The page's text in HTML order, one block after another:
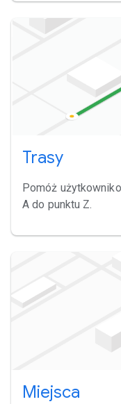
Trasy
Pomóż
A do punktu Z.
Miejsca